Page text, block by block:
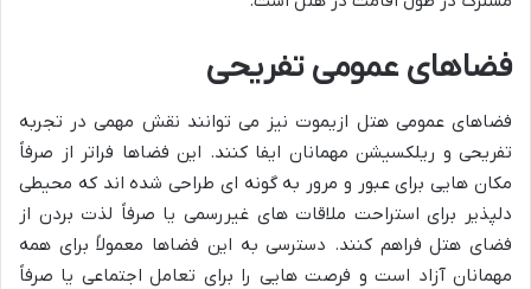
فضاهای عمومی تفریحی
فضاهای عمومی هتل ازیموت نیز می توانند نقش مهمی در تجربه
تفریحی و ریلکسیشن مهمانان ایفا کنند. این فضاها فراتر از صرفاً
مکان هایی برای عبور و مرور به گونه ای طراحی شده اند که محیطی
دلپذیر برای استراحت ملاقات های غیررسمی یا صرفاً لذت بردن از
فضای هتل فراهم کنند. دسترسی به این فضاها معمولاً برای همه
مهمانان آزاد است و فرصت هایی را برای تعامل اجتماعی یا صرفاً